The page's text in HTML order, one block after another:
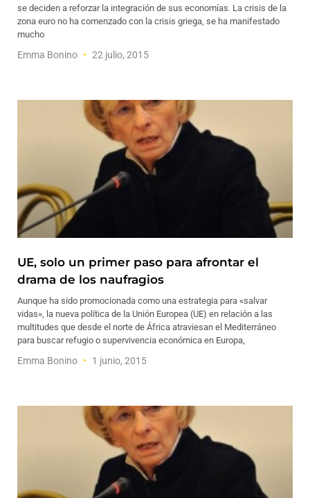
se deciden a reforzar la integración de sus economías. La crisis de la
zona euro no ha comenzado con la crisis griega, se ha manifestado
mucho
Emma Bonino 22 julio, 2015
UE, solo un primer paso para afrontar el
drama de los naufragios
Aunque ha sido promocionada como una estrategia para «salvar
vidas», la nueva política de la Unión Europea (UE) en relación a las
multitudes que desde el norte de África atraviesan el Mediterráneo
para buscar refugio o supervivencia económica en Europa,
Emma Bonino 1 junio, 2015